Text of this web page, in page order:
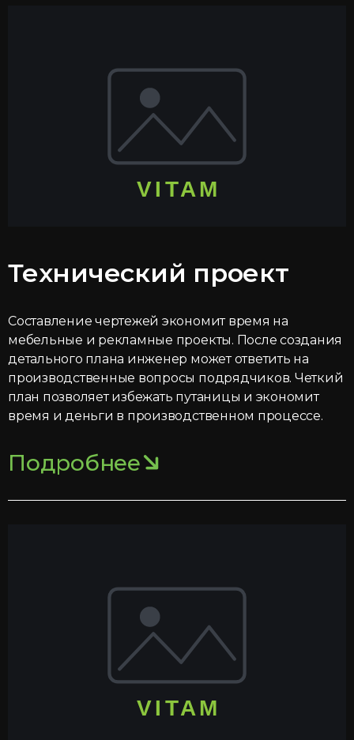
Технический проект
Составление чертежей экономит время на
мебельные и рекламные проекты. После создания
детального плана инженер может ответить на
производственные вопросы подрядчиков. Четкий
план позволяет избежать путаницы и экономит
время и деньги в производственном процессе.
Подробнее